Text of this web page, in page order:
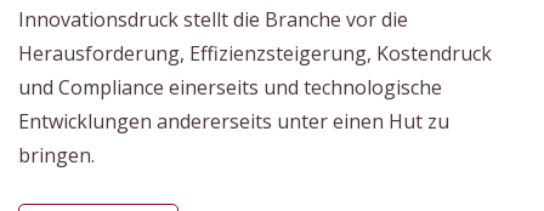
Innovationsdruck stellt die Branche vor die
Herausforderung, Effizienzsteigerung, Kostendruck
und Compliance einerseits und technologische
Entwicklungen andererseits unter einen Hut zu
bringen.